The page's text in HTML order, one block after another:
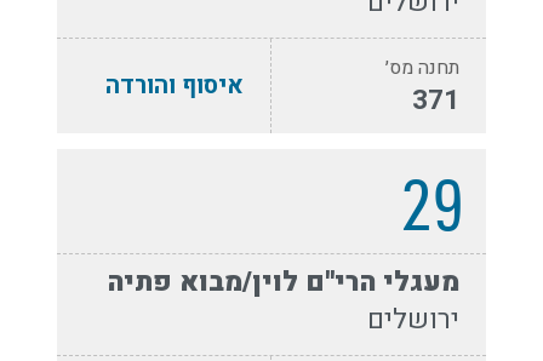
תחנה מס׳
371 איסוף והורדה
29
מעגלי הרי''ם לוין/מבוא פתיה
ירושלים